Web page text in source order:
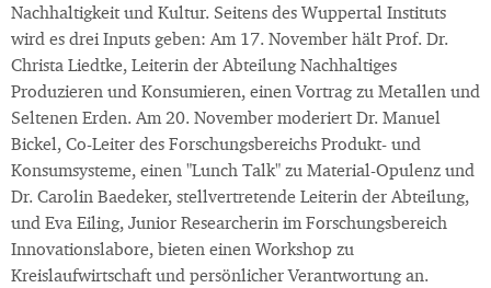
Nachhaltigkeit und Kultur. Seitens des Wuppertal Instituts
wird es drei Inputs geben: Am 17. November hält Prof. Dr.
Christa Liedtke, Leiterin der Abteilung Nachhaltiges
Produzieren und Konsumieren, einen Vortrag zu Metallen und
Seltenen Erden. Am 20. November moderiert Dr. Manuel
Bickel, Co-Leiter des Forschungsbereichs Produkt- und
Konsumsysteme, einen "Lunch Talk" zu Material-Opulenz und
Dr. Carolin Baedeker, stellvertretende Leiterin der Abteilung,
und Eva Eiling, Junior Researcherin im Forschungsbereich
Innovationslabore, bieten einen Workshop zu
Kreislaufwirtschaft und persönlicher Verantwortung an.